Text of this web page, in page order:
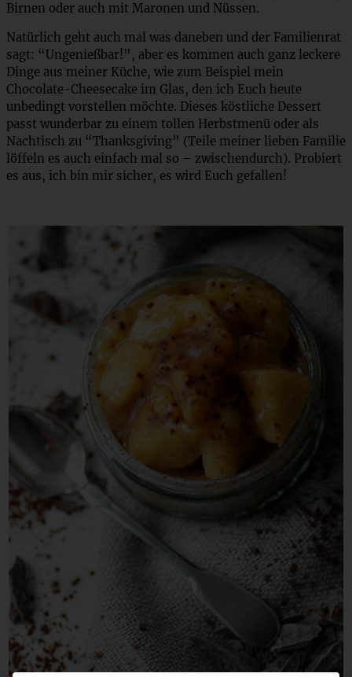
Birnen oder auch mit Maronen und Nüssen.
Natürlich geht auch mal was daneben und der Familienrat
sagt: “Ungenießbar!”, aber es kommen auch ganz leckere
Dinge aus meiner Küche, wie zum Beispiel mein
Chocolate-Cheesecake im Glas, den ich Euch heute
unbedingt vorstellen möchte. Dieses köstliche Dessert
passt wunderbar zu einem tollen Herbstmenü oder als
Nachtisch zu “Thanksgiving” (Teile meiner lieben Familie
löffeln es auch einfach mal so – zwischendurch). Probiert
es aus, ich bin mir sicher, es wird Euch gefallen!